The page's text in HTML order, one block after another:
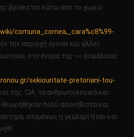
βρίσκεται κάτω από το χωριό
comuna_cornea,_cara%c8%99-
την περιοχή έγιναν και άλλες
στο όνομα της << ασφάλειας
sekiouritate-pretoriani-tou-
της CIA τα ανθρωπολογικά και
πολύ ασυνήθιστα και
επομένως η γκαλερί ήταν και